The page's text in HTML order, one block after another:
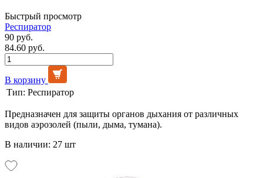
Быстрый просмотр
Респиратор
90 руб.
84.60 руб.
В корзину
Тип: Респиратор
Предназначен для защиты органов дыхания от различных
видов аэрозолей (пыли, дыма, тумана).
В наличии: 27 шт